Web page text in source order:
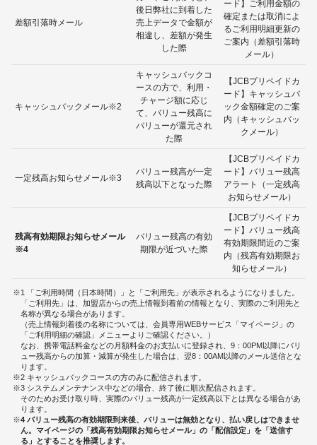
差額引落時メール
後日弊社に到着した
売上データで金額が
相違し、差額が発生
した際
ード】ご利用金額の
確定または取消によ
るご利用明細更新の
ご案内（差額引落時
メール）
キャッシュバックメール※2
キャッシュバックコ
ースの方で、利用・
チャージ額に応じ
て、バリュー残高に
バリューが還元され
た際
【JCBプリペイドカ
ード】キャッシュバ
ック金額確定のご案
内（キャッシュバッ
クメール）
一定残高お知らせメール※3
バリュー残高が一定
残高以下となった際
【JCBプリペイドカ
ード】バリュー残高
アラート（一定残高
お知らせメール）
残高有効期限お知らせメール
※4
バリュー残高の有効
期限が近づいた際
【JCBプリペイドカ
ード】バリュー残高
有効期限間近のご案
内（残高有効期限お
知らせメール）
1 「ご利用時間（日本時間）」と「ご利用先」が表示されるようになりました。
「ご利用先」は、加盟店からの売上情報到着前の情報となり、実際のご利用先と
名称が異なる場合があります。
（売上情報到着後の名称については、会員専用WEBサービス「マイページ」の
「ご利用明細の確認」メニューよりご確認ください。）
なお、携帯電話料金などの月額料金のお支払いに登録され、9：00PM以降にバリ
ュー残高からの加算・減算が発生した場合は、翌8：00AM以降のメール送信とな
ります。
2 キャッシュバックコースの方のみに配信されます。
3 システムメンテナンス中などの場合、終了後に順次配信されます。
そのためお受け取り時、実際のバリュー残高が一定残高以下とは異なる場合があ
ります。
4 バリュー残高の有効期限到来後、バリューは無効となり、払い戻しはできませ
ん。マイページの「残高有効期限お知らせメール」の「配信設定」を「送信す
る」とすることを推奨します。